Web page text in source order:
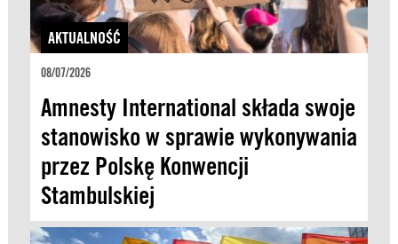
AKTUALNOŚĆ
08/07/2026
Amnesty International składa swoje
stanowisko w sprawie wykonywania
przez Polskę Konwencji
Stambulskiej